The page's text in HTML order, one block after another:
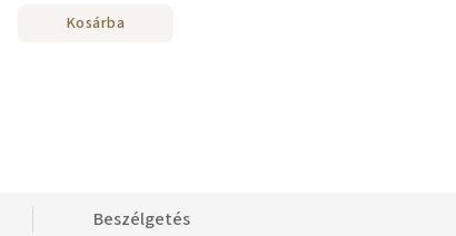
Kosárba
Beszélgetés